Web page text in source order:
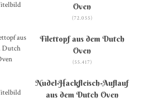
Oven
(72.055)
Filettopf aus dem Dutch
Oven
(55.417)
Nudel-Hackfleisch-Auflauf
aus dem Dutch Oven